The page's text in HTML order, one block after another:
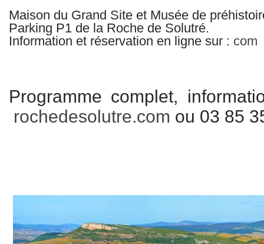
Maison du Grand Site et Musée de
Parking P1 de la Roche de Solutré.
Information et réservation en ligne sur : com
Programme complet,
rochedesolutre.com ou 03 85